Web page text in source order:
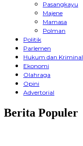
Pasangkayu
Majene
Mamasa
Polman
Politik
Parlemen
Hukum dan Kriminal
Ekonomi
Olahraga
Opini
Advertorial
Berita Populer